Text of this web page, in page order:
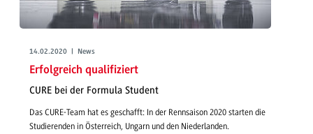
14.02.2020 | News
Erfolgreich qualifiziert
CURE bei der Formula Student
Das CURE-Team hat es geschafft: In der Rennsaison 2020 starten die
Studierenden in Österreich, Ungarn und den Niederlanden.